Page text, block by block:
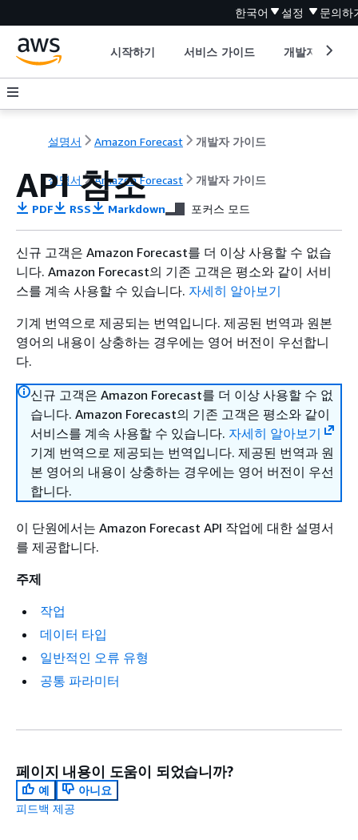
한국어 설정 문의하
시작하기 서비스 가이드 개발자 도구
설명서 Amazon Forecast 개발자 가이드
설명서 Amazon Forecast 개발자 가이드
API 참조
PDF RSS Markdown 포커스 모드
신규 고객은 Amazon Forecast를 더 이상 사용할 수 없습
니다. Amazon Forecast의 기존 고객은 평소와 같이 서비
스를 계속 사용할 수 있습니다. 자세히 알아보기
기계 번역으로 제공되는 번역입니다. 제공된 번역과 원본
영어의 내용이 상충하는 경우에는 영어 버전이 우선합니
다.
신규 고객은 Amazon Forecast를 더 이상 사용할 수 없
습니다. Amazon Forecast의 기존 고객은 평소와 같이
서비스를 계속 사용할 수 있습니다. 자세히 알아보기
기계 번역으로 제공되는 번역입니다. 제공된 번역과 원
본 영어의 내용이 상충하는 경우에는 영어 버전이 우선
합니다.
이 단원에서는 Amazon Forecast API 작업에 대한 설명서
를 제공합니다.
주제
작업
데이터 타입
일반적인 오류 유형
공통 파라미터
페이지 내용이 도움이 되었습니까?
예
아니요
피드백 제공